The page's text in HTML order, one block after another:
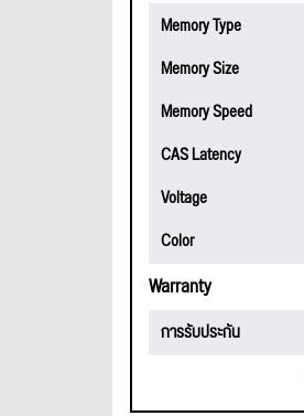
Memory Type
Memory Size
Memory Speed
CAS Latency
Voltage
Color
Warranty
การรับประกัน